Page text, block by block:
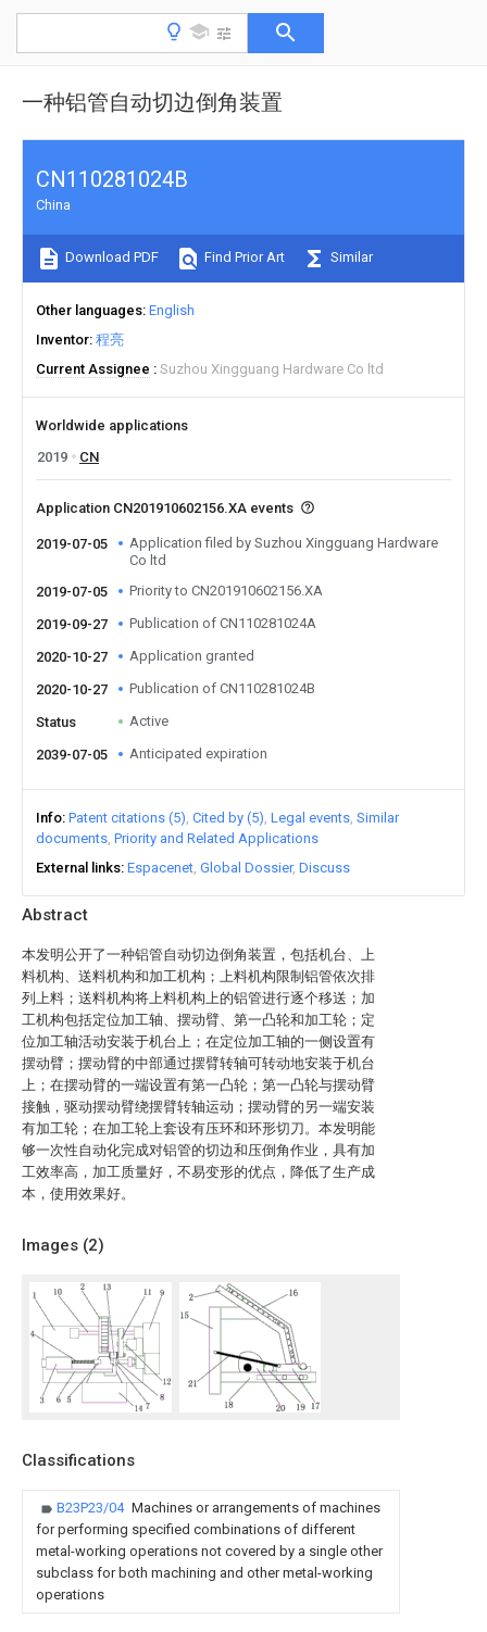
一种铝管自动切边倒角装置
Abstract
本发明公开了一种铝管自动切边倒角装置，包括机台、上
料机构、送料机构和加工机构；上料机构限制铝管依次排
列上料；送料机构将上料机构上的铝管进行逐个移送；加
工机构包括定位加工轴、摆动臂、第一凸轮和加工轮；定
位加工轴活动安装于机台上；在定位加工轴的一侧设置有
摆动臂；摆动臂的中部通过摆臂转轴可转动地安装于机台
上；在摆动臂的一端设置有第一凸轮；第一凸轮与摆动臂
接触，驱动摆动臂绕摆臂转轴运动；摆动臂的另一端安装
有加工轮；在加工轮上套设有压环和环形切刀。本发明能
够一次性自动化完成对铝管的切边和压倒角作业，具有加
工效率高，加工质量好，不易变形的优点，降低了生产成
本，使用效果好。
Images (2)
Classifications
B23P23/04 Machines or arrangements of machines
for performing specified combinations of different
metal-working operations not covered by a single other
subclass for both machining and other metal-working
operations
CN110281024B
China
Download PDF Find Prior Art Similar
Other languages English
Inventor 程亮
Current Assignee
Suzhou Xingguang Hardware Co ltd
Worldwide applications
2019
CN
Application CN201910602156.XA events
2019-07-05
Application filed by Suzhou Xingguang Hardware
Co ltd
2019-07-05
Priority to CN201910602156.XA
2019-09-27 Publication of CN110281024A
2020-10-27 Application granted
2020-10-27 Publication of CN110281024B
Status Active
2039-07-05 Anticipated expiration
Info Patent citations (5) Cited by (5) Legal events Similar
documents Priority and Related Applications
External links Espacenet Global Dossier Discuss